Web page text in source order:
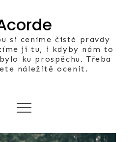
si ceníme čisté pravdy
ji tu, i kdyby nám to
ku prospěchu. Třeba
náležitě ocenit.